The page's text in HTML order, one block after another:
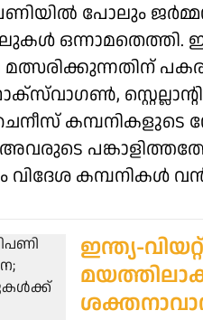
പോലും
ഒന്നാമതെത്തി.
മത്സരിക്കുന്നതിന്
കമ്പനികളുടെ
അവരുടെ
വിദേശ
ഇന്ത്യ-